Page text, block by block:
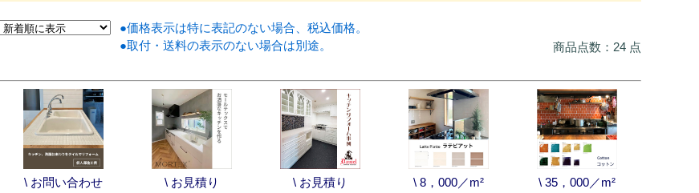
●価格表示は特に表記のない場合、税込価格。
●取付・送料の表示のない場合は別途。
商品点数：24 点
\ お問い合わせ \ お見積り \ お見積り \ 8，000／m² \ 35，000／m²